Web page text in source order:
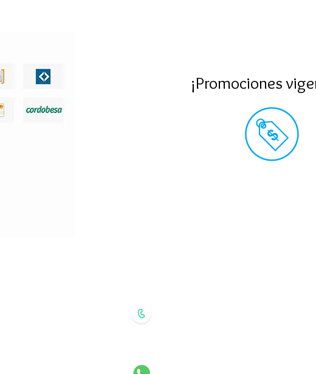
¡Promociones